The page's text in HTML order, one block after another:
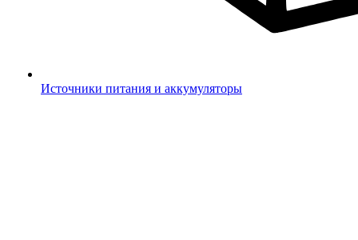
Источники питания и аккумуляторы